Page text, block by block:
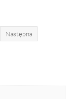
Następna